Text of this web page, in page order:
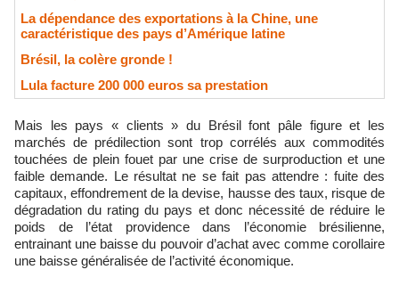
La dépendance des exportations à la Chine, une
caractéristique des pays d’Amérique latine
Brésil, la colère gronde !
Lula facture 200 000 euros sa prestation
Mais les pays « clients » du Brésil font pâle figure et les
marchés de prédilection sont trop corrélés aux commodités
touchées de plein fouet par une crise de surproduction et une
faible demande. Le résultat ne se fait pas attendre : fuite des
capitaux, effondrement de la devise, hausse des taux, risque de
dégradation du rating du pays et donc nécessité de réduire le
poids de l’état providence dans l’économie brésilienne,
entrainant une baisse du pouvoir d’achat avec comme corollaire
une baisse généralisée de l’activité économique.